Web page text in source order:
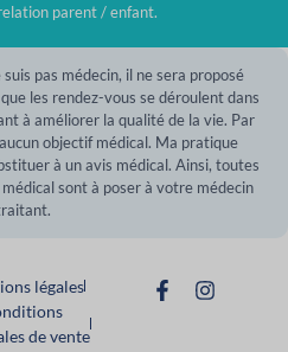
parent / enfant.
pas médecin, il ne sera proposé
les rendez-vous se déroulent dans
à améliorer la qualité de la vie. Par
objectif médical. Ma pratique
à un avis médical. Ainsi, toutes
sont à poser à votre médecin
légales
de vente